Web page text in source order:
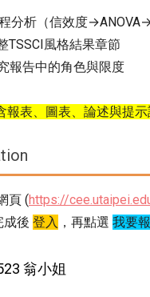
分析（信效度→ANOVA→
TSSCI風格結果章節
報告中的角色與限度
表、圖表、論述與提示
頁 (https://
成後 登入 ，再點選 我要
翁小姐